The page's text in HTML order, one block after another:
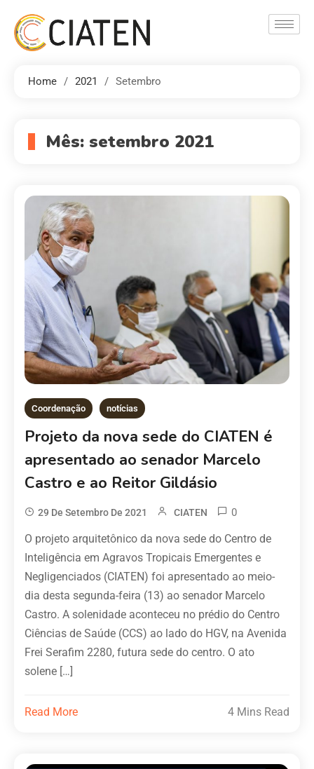
Home 2021 Setembro
Mês: setembro 2021
Coordenação notícias
Projeto da nova sede do CIATEN é
apresentado ao senador Marcelo
Castro e ao Reitor Gildásio
29 De Setembro De 2021 CIATEN 0
O projeto arquitetônico da nova sede do Centro de
Inteligência em Agravos Tropicais Emergentes e
Negligenciados (CIATEN) foi apresentado ao meio-
dia desta segunda-feira (13) ao senador Marcelo
Castro. A solenidade aconteceu no prédio do Centro
Ciências de Saúde (CCS) ao lado do HGV, na Avenida
Frei Serafim 2280, futura sede do centro. O ato
solene […]
Read More 4 Mins Read